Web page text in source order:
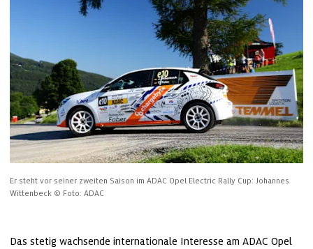
Er steht vor seiner zweiten Saison im ADAC Opel Electric Rally Cup: Johannes
Wittenbeck © Foto: ADAC
Das stetig wachsende internationale Interesse am ADAC Opel